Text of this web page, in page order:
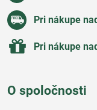
Pri nákupe
Pri nákupe
O spoločnosti